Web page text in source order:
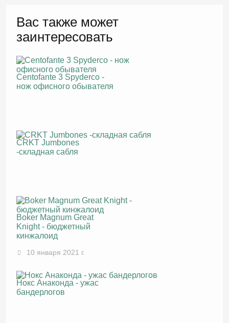
Вас также может
заинтересовать
Centofante 3 Spyderco -
нож офисного обывателя
CRKT Jumbones
-складная сабля
Boker Magnum Great
Knight - бюджетный
кинжалоид
10 января 2021 г.
Нокс Анаконда - ужас
бандерлогов